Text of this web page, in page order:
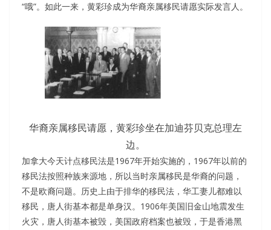
“哦”。如此一来，黄彩珍成为华裔亲属移民请愿实际发言人。
华裔亲属移民请愿，黄彩珍坐在加迪芬贝克总理左
边。
加拿大今天计点移民法是1967年开始实施的，1967年以前的
移民法按照种族来源地，所以当时亲属移民是华裔的问题，
不是欧裔问题。历史上由于排华的移民法，华工妻儿都难以
移民，唐人街基本都是单身汉。1906年美国旧金山地震发生
火灾，唐人街基本被毁，美国政府档案也被毁，于是香港黑